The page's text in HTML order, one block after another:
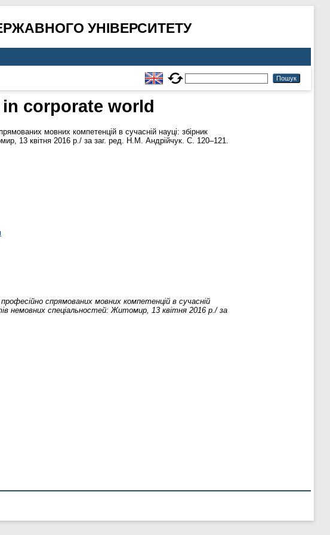
УНІВЕРСИТЕТУ
corporate world
мовних компетенцій в сучасній науці: збірник
13 квітня 2016 р./ за заг. ред. Н.М. Андрійчук. С. 120–121.
спрямованих мовних компетенцій в сучасній
немовних спеціальностей: Житомир, 13 квітня 2016 р./ за